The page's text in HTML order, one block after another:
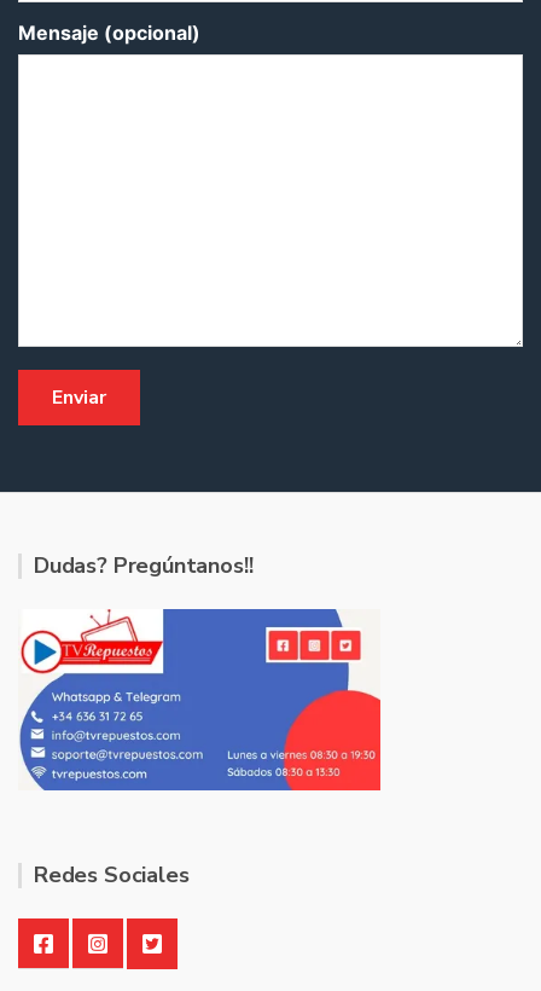
Mensaje (opcional)
Dudas? Pregúntanos!!
Redes Sociales